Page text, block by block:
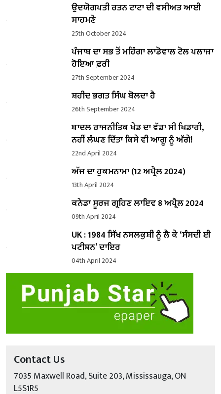
ਉਦਯੋਗਪਤੀ ਰਤਨ ਟਾਟਾ ਦੀ ਵਸੀਅਤ ਆਈ
ਸਾਹਮਣੇ
25th October 2024
ਪੰਜਾਬ ਦਾ ਸਭ ਤੋਂ ਮਹਿੰਗਾ ਲਾਡੋਵਾਲ ਟੋਲ ਪਲਾਜ਼ਾ
ਹੋਇਆ ਫ਼ਰੀ
27th September 2024
ਸ਼ਹੀਦ ਭਗਤ ਸਿੰਘ ਬੋਲਦਾ ਹੈ
26th September 2024
ਬਾਦਲ ਰਾਜਨੀਤਿਕ ਖੇਡ ਦਾ ਵੱਡਾ ਸੀ ਖਿਡਾਰੀ,
ਨਹੀਂ ਲੰਘਣ ਦਿੱਤਾ ਕਿਸੇ ਵੀ ਆਗੂ ਨੂੰ ਅੱਗੇ!
22nd April 2024
ਅੱਜ ਦਾ ਹੁਕਮਨਾਮਾ (12 ਅਪ੍ਰੈਲ 2024)
13th April 2024
ਕਨੇਡਾ ਸੂਰਜ ਗ੍ਰਹਿਣ ਲਾਇਵ 8 ਅਪ੍ਰੈਲ 2024
09th April 2024
UK : 1984 ਸਿੱਖ ਨਸਲਕੁਸ਼ੀ ਨੂੰ ਲੈ ਕੇ ‘ਸੰਸਦੀ ਈ
ਪਟੀਸ਼ਨ’ ਦਾਇਰ
04th April 2024
Contact Us
7035 Maxwell Road, Suite 203, Mississauga, ON
L5S1R5